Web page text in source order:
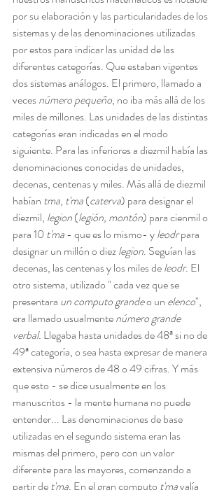
por su elaboración y las particularidades de los
sistemas y de las denominaciones utilizadas
por estos para indicar las unidad de las
diferentes categorías. Que estaban vigentes
dos sistemas análogos. El primero, llamado a
veces número pequeño, no iba más allá de los
miles de millones. Las unidades de las distintas
categorías eran indicadas en el modo
siguiente. Para las inferiores a diezmil había las
denominaciones conocidas de unidades,
decenas, centenas y miles. Más allá de diezmil
habían tma, t'ma (caterva) para designar el
diezmil, legion (legión, montón) para cienmil o
para 10 t'ma - que es lo mismo- y leodr para
designar un millón o diez legion. Seguían las
decenas, las centenas y los miles de leodr. El
otro sistema, utilizado " cada vez que se
presentara un computo grande o un elenco",
era llamado usualmente número grande
verbal. Llegaba hasta unidades de 48ª si no de
49ª categoría, o sea hasta expresar de manera
extensiva números de 48 o 49 cifras. Y más
que esto - se dice usualmente en los
manuscritos - la mente humana no puede
entender... Las denominaciones de base
utilizadas en el segundo sistema eran las
mismas del primero, pero con un valor
diferente para las mayores, comenzando a
partir de t'ma. En el gran computo t'ma valía